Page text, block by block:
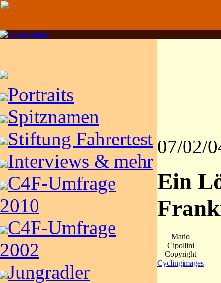
Portraits
Spitznamen
Stiftung Fahrertest
Interviews & mehr
C4F-Umfrage
2010
C4F-Umfrage
2002
Jungradler
07/02/
Ein
Mario
Cipollini
Copyright
Cyclingimages